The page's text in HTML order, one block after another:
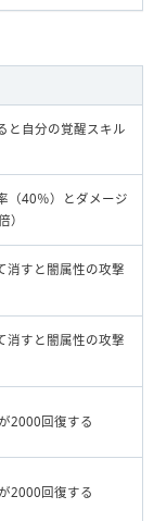
と自分の覚醒スキル
（40％）とダメージ
）
消すと闇属性の攻撃
消すと闇属性の攻撃
2000回復する
2000回復する